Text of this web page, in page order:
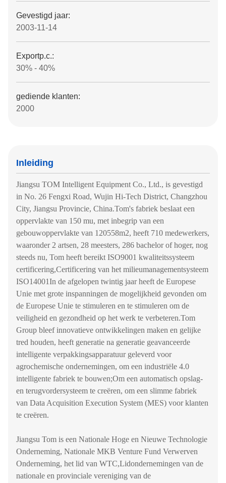
Gevestigd jaar:
2003-11-14
Exportp.c.:
30% - 40%
gediende klanten:
2000
Inleiding
Jiangsu TOM Intelligent Equipment Co., Ltd., is gevestigd
in No. 26 Fengxi Road, Wujin Hi-Tech District, Changzhou
City, Jiangsu Provincie, China.Tom's fabriek beslaat een
oppervlakte van 150 mu, met inbegrip van een
gebouwoppervlakte van 120558m2, heeft 710 medewerkers,
waaronder 2 artsen, 28 meesters, 286 bachelor of hoger, nog
steeds nu, Tom heeft bereikt ISO9001 kwaliteitssysteem
certificering,Certificering van het milieumanagementsysteem
ISO14001In de afgelopen twintig jaar heeft de Europese
Unie met grote inspanningen de mogelijkheid gevonden om
de Europese Unie te stimuleren en te stimuleren om de
veiligheid en gezondheid op het werk te verbeteren.Tom
Group bleef innovatieve ontwikkelingen maken en gelijke
tred houden, heeft generatie na generatie geavanceerde
intelligente verpakkingsapparatuur geleverd voor
agrochemische ondernemingen, om een industriële 4.0
intelligente fabriek te bouwen;Om een automatisch opslag-
en terugvordersysteem te creëren, om een slimme fabriek
van Data Acquisition Execution System (MES) voor klanten
te creëren.
Jiangsu Tom is een Nationale Hoge en Nieuwe Technologie
Onderneming, Nationale MKB Venture Fund Verwerven
Onderneming, het lid van WTC,Lidondernemingen van de
nationale en provinciale vereniging van de